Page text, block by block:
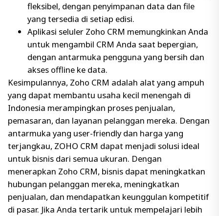
fleksibel, dengan penyimpanan data dan file
yang tersedia di setiap edisi.
Aplikasi seluler Zoho CRM memungkinkan Anda
untuk mengambil CRM Anda saat bepergian,
dengan antarmuka pengguna yang bersih dan
akses offline ke data.
Kesimpulannya, Zoho CRM adalah alat yang ampuh
yang dapat membantu usaha kecil menengah di
Indonesia merampingkan proses penjualan,
pemasaran, dan layanan pelanggan mereka. Dengan
antarmuka yang user-friendly dan harga yang
terjangkau, ZOHO CRM dapat menjadi solusi ideal
untuk bisnis dari semua ukuran. Dengan
menerapkan Zoho CRM, bisnis dapat meningkatkan
hubungan pelanggan mereka, meningkatkan
penjualan, dan mendapatkan keunggulan kompetitif
di pasar. Jika Anda tertarik untuk mempelajari lebih